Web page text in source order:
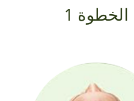
الخطوة 1